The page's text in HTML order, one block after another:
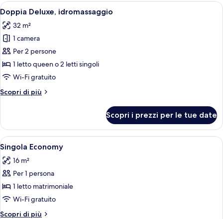
Apri
tutte
le
foto
per
Doppia
Deluxe,
Minibar, cassaforte in camera, una
8
Doppia Deluxe, idromassaggio
32 m²
1 camera
Per 2 persone
1 letto queen o 2 letti singoli
Wi-Fi gratuito
Scopri di più
Altri
Deluxe,
idromassaggio
Scopri i prezzi per le tue date
Apri
tutte
le
foto
per
Singola
Economy
Una camera da letto con finestra
9
Singola Economy
16 m²
Per 1 persona
1 letto matrimoniale
Wi-Fi gratuito
Scopri di più
Altri